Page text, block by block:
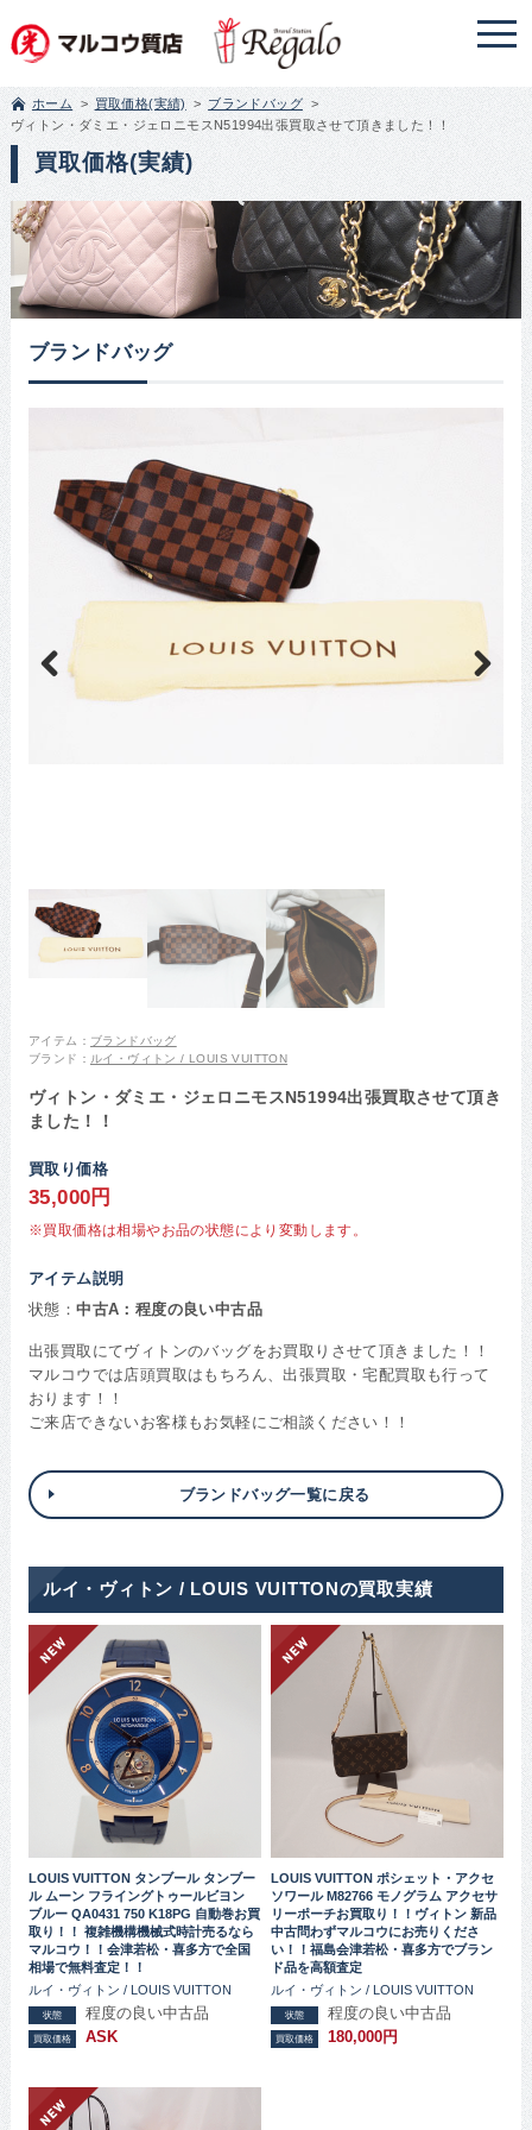
ホーム 買取価格(実績)
ブランドバッグ
ヴィトン・ダミエ・ジェロニモスN51994出張買取させて頂きました！！
買取価格(実績)
ブランドバッグ
Previous
アイテム： ブランドバッグ
ブランド： ルイ・ヴィトン / LOUIS VUITTON
ヴィトン・ダミエ・ジェロニモスN51994出張買取させて頂き
ました！！
買取り価格
35,000円
※買取価格は相場やお品の状態により変動します。
アイテム説明
状態：中古A：程度の良い中古品
出張買取にてヴィトンのバッグをお買取りさせて頂きました！！
マルコウでは店頭買取はもちろん、出張買取・宅配買取も行って
おります！！
ご来店できないお客様もお気軽にご相談ください！！
ブランドバッグ一覧に戻る
ルイ・ヴィトン / LOUIS VUITTONの買取実績
LOUIS VUITTON タンブール タンブー
ル ムーン フライングトゥールビヨン
ブルー QA0431 750 K18PG 自動巻お買
取り！！ 複雑機構機械式時計売るなら
マルコウ！！会津若松・喜多方で全国
相場で無料査定！！
ルイ・ヴィトン / LOUIS VUITTON
状態 程度の良い中古品
買取価格 ASK
LOUIS VUITTON ポシェット・アクセ
ソワール M82766 モノグラム アクセサ
リーポーチお買取り！！ヴィトン 新品
中古問わずマルコウにお売りくださ
い！！福島会津若松・喜多方でブラン
ド品を高額査定
ルイ・ヴィトン / LOUIS VUITTON
状態 程度の良い中古品
買取価格 180,000円